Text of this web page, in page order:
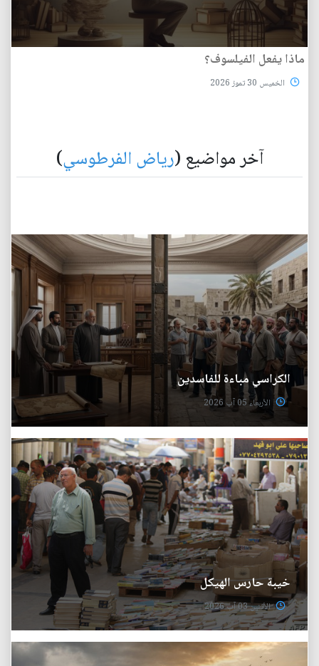
ماذا يفعل الفيلسوف؟
الخميس 30 تموز 2026
آخر مواضيع (رياض الفرطوسي)
الكراسي مباءة للفاسدين
الأربعاء 05 آب 2026
خيبة حارس الهيكل
الأثنين 03 آب 2026